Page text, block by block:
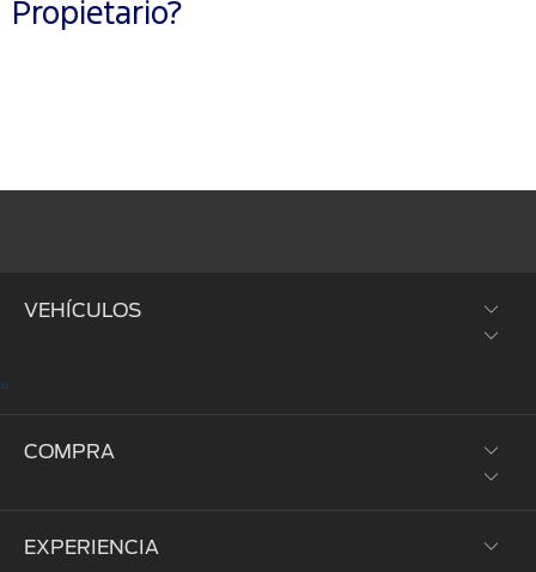
Propietario?
VEHÍCULOS
"
COMPRA
Prueba de Manejo
EXPERIENCIA